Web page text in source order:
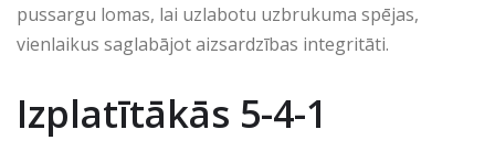
pussargu lomas, lai uzlabotu uzbrukuma spējas,
vienlaikus saglabājot aizsardzības integritāti.
Izplatītākās 5-4-1